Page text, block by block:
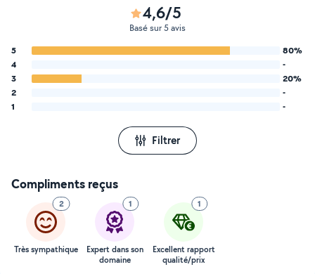
4,6/5
Basé sur 5 avis
5
80%
4
-
3
20%
2
-
1
-
Filtrer
Compliments reçus
2
Très sympathique
1
Expert dans son
domaine
1
Excellent rapport
qualité/prix